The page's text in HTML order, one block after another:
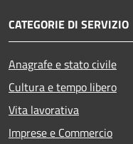
CATEGORIE DI SERVIZIO
Anagrafe e stato civile
Cultura e tempo libero
Vita lavorativa
Imprese e Commercio